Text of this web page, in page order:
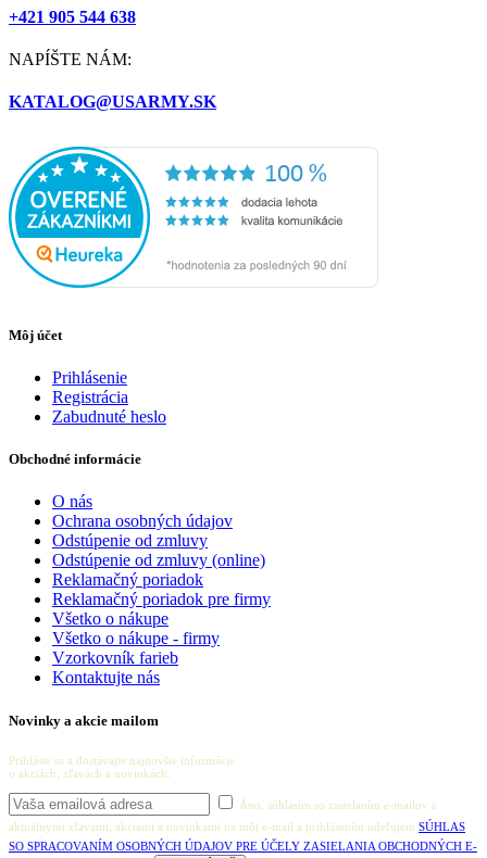
+421 905 544 638
NAPÍŠTE NÁM:
KATALOG@USARMY.SK
Môj účet
Prihlásenie
Registrácia
Zabudnuté heslo
Obchodné informácie
O nás
Ochrana osobných údajov
Odstúpenie od zmluvy
Odstúpenie od zmluvy (online)
Reklamačný poriadok
Reklamačný poriadok pre firmy
Všetko o nákupe
Všetko o nákupe - firmy
Vzorkovník farieb
Kontaktujte nás
Novinky a akcie mailom
Prihláste sa a dostávajte najnovšie informácie
o akciách, zľavách a novinkách.
Áno, súhlasím so zasielaním e-mailov s
aktuálnymi zľavami, akciami a novinkami na môj e-mail a prihlásením udeľujem SÚHLAS
SO SPRACOVANÍM OSOBNÝCH ÚDAJOV PRE ÚČELY ZASIELANIA OBCHODNÝCH E-